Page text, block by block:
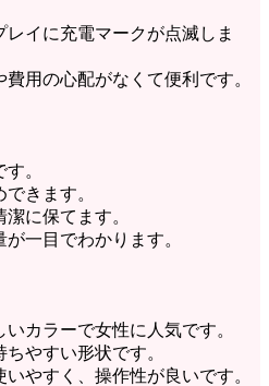
イに充電マークが点滅しま
用の心配がなくて便利です。
。
きます。
に保てます。
一目でわかります。
カラーで女性に人気です。
やすい形状です。
やすく、操作性が良いです。